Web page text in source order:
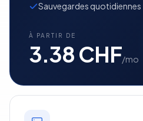
Sauvegardes quotidiennes
À PARTIR DE
3.38 CHF/mo